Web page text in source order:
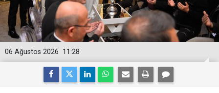
11:28
06 Ağustos 2026